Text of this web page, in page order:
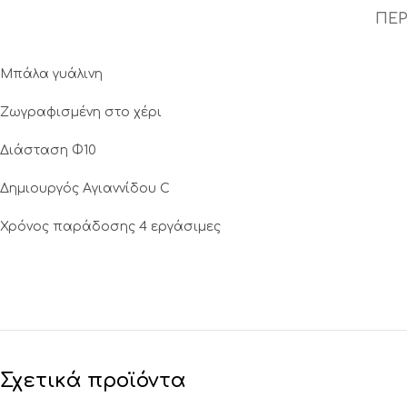
Μπάλα γυάλινη
Ζωγραφισμένη στο χέρι
Διάσταση Φ10
Δημιουργός Αγιαννίδου C
Χρόνος παράδοσης 4 εργάσιμες
Σχετικά προϊόντα